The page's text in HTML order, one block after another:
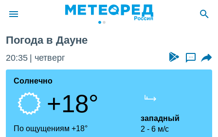
о
Вы можете
Погода в Дауне
20:35 четверг ...
Солнечно
+18°
По ощущениям +18°
западный
2
6 м/с